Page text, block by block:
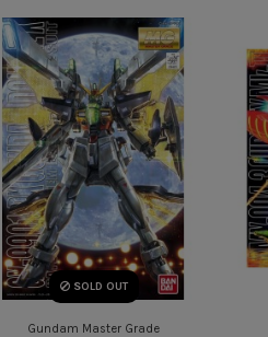
SOLD OUT
Gundam Master Grade